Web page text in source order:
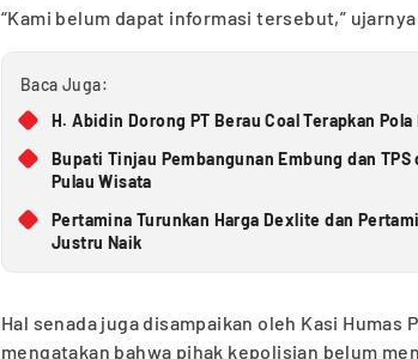
“Kami belum dapat informasi tersebut,”
Baca Juga:
H. Abidin Dorong PT Berau Coal Terapkan
Bupati Tinjau Pembangunan Embung dan
Pulau Wisata
Pertamina Turunkan Harga Dexlite dan
Justru Naik
Hal senada juga disampaikan oleh Kasi Humas
mengatakan bahwa pihak kepolisian belum